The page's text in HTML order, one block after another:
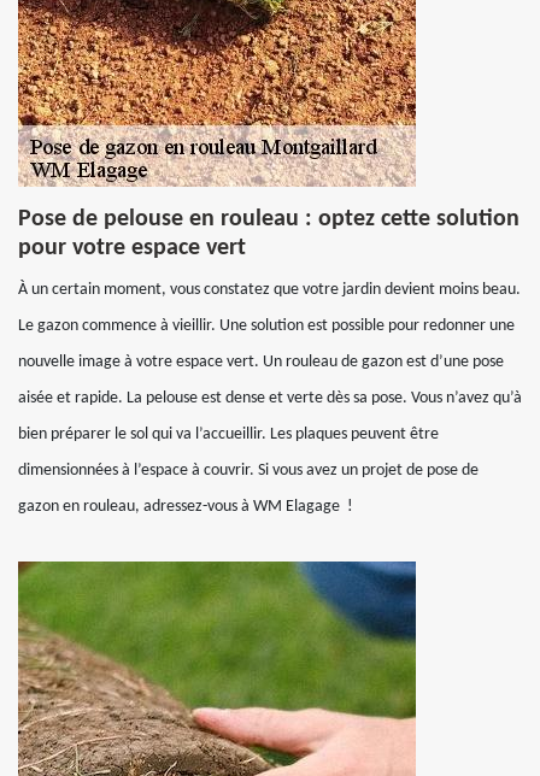
Pose de pelouse en rouleau : optez cette solution
pour votre espace vert
À un certain moment, vous constatez que votre jardin devient moins beau.
Le gazon commence à vieillir. Une solution est possible pour redonner une
nouvelle image à votre espace vert. Un rouleau de gazon est d’une pose
aisée et rapide. La pelouse est dense et verte dès sa pose. Vous n’avez qu’à
bien préparer le sol qui va l’accueillir. Les plaques peuvent être
dimensionnées à l’espace à couvrir. Si vous avez un projet de pose de
gazon en rouleau, adressez-vous à WM Elagage !